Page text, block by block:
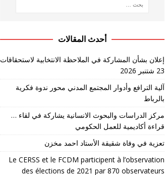
أحدث المقالات
إعلان بشأن المشاركة في الملاحظة الانتخابية لاستحقاقات
23 شتنبر 2026
آلية الترافع وأدوار المجتمع المدني محور ندوة فكرية
بالرباط
مركز الدراسات والبحوث الانسانية يشاركة في لقاء …
قراءة أكاديمية للعمل الحكومي
تعزية في وفاة شقيقة الأستاد احمد مخزن
Le CERSS et le FCDM participent à l’observation
des élections de 2021 par 870 observateurs